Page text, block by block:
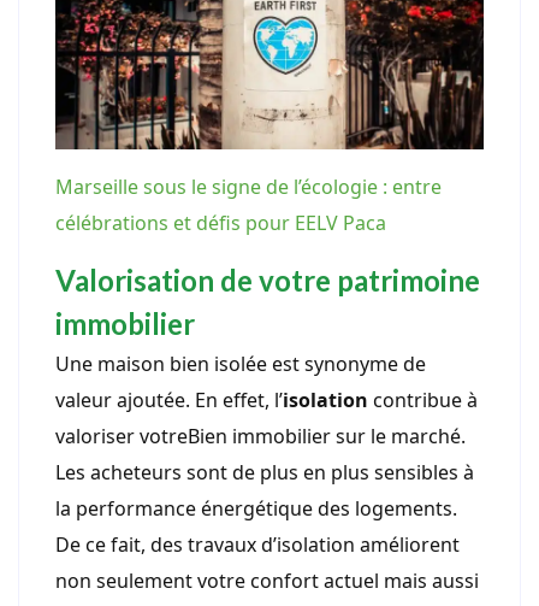
Marseille sous le signe de l’écologie : entre
célébrations et défis pour EELV Paca
Valorisation de votre patrimoine
immobilier
Une maison bien isolée est synonyme de
valeur ajoutée. En effet, l’isolation contribue à
valoriser votreBien immobilier sur le marché.
Les acheteurs sont de plus en plus sensibles à
la performance énergétique des logements.
De ce fait, des travaux d’isolation améliorent
non seulement votre confort actuel mais aussi